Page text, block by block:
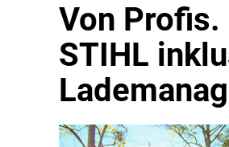
Von Profis.
STIHL